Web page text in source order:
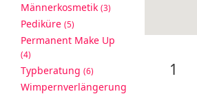
Männerkosmetik (3)
Pediküre (5)
Permanent Make Up
(4)
Typberatung (6)
Wimpernverlängerung
1